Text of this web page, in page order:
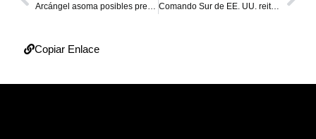
Comando Sur de EE. UU. reitera su apoyo a una “Venezuela libre, segura y próspera”
Copiar Enlace